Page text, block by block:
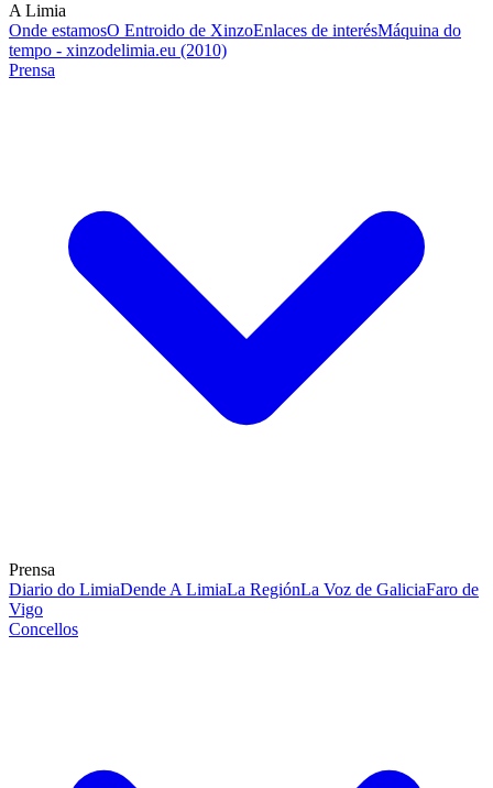
A Limia
Onde estamosO Entroido de XinzoEnlaces de interésMáquina do
tempo - xinzodelimia.eu (2010)
Prensa
Prensa
Diario do LimiaDende A LimiaLa RegiónLa Voz de GaliciaFaro de
Vigo
Concellos